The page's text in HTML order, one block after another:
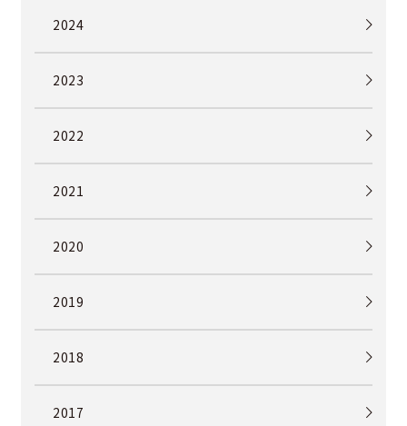
2024
2023
2022
2021
2020
2019
2018
2017